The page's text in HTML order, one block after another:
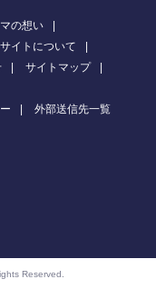
の想い
イトについて
サイトマップ
外部送信先一覧
Reserved.